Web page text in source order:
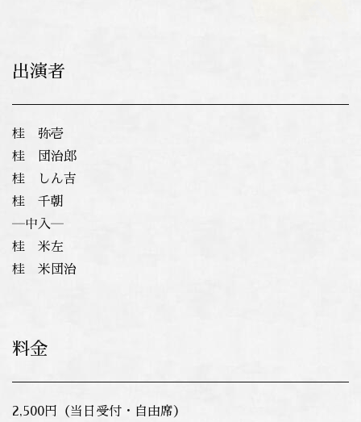
出演者
桂 弥壱
桂 団治郎
桂 しん吉
桂 千朝
―中入―
桂 米左
桂 米団治
料金
2,500円（当日受付・自由席）